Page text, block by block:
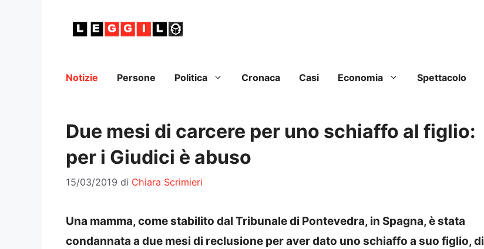
Notizie Persone Politica Cronaca Casi Economia Spettacolo
Due mesi di carcere per uno schiaffo al figlio:
per i Giudici è abuso
15/03/2019 di Chiara Scrimieri
Una mamma, come stabilito dal Tribunale di Pontevedra, in Spagna, è stata
condannata a due mesi di reclusione per aver dato uno schiaffo a suo figlio, di